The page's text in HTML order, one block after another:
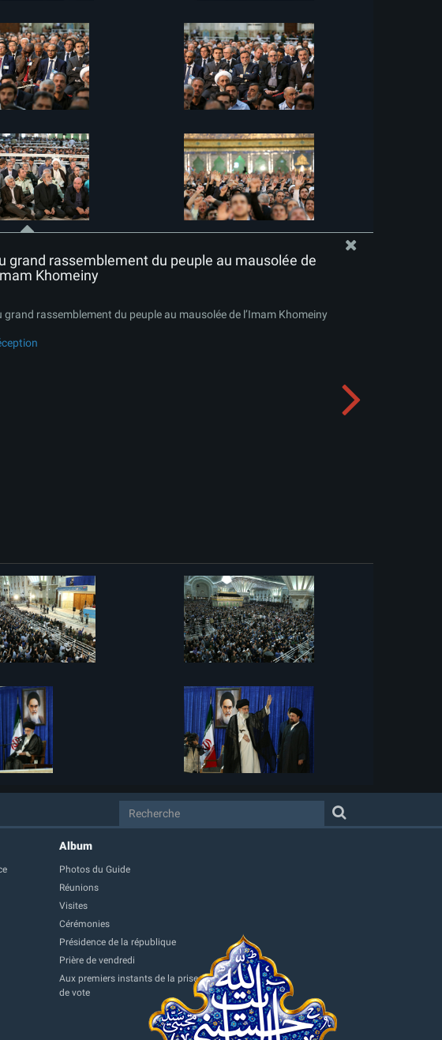
grand rassemblement du peuple au mausolée de
Khomeiny
grand rassemblement du peuple au mausolée de l’Imam Khomeiny
Album
Photos du Guide
Réunions
Visites
Cérémonies
Présidence de la république
Prière de vendredi
Aux premiers instants de la prise
de vote